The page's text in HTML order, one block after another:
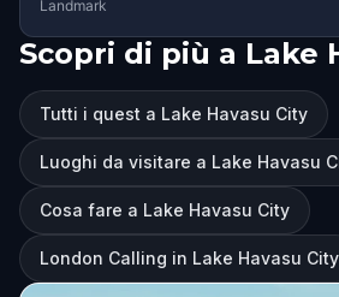
Landmark
Scopri di più a Lake
Tutti i quest a Lake Havasu City
Luoghi da visitare a Lake Havasu
Cosa fare a Lake Havasu City
London Calling in Lake Havasu City